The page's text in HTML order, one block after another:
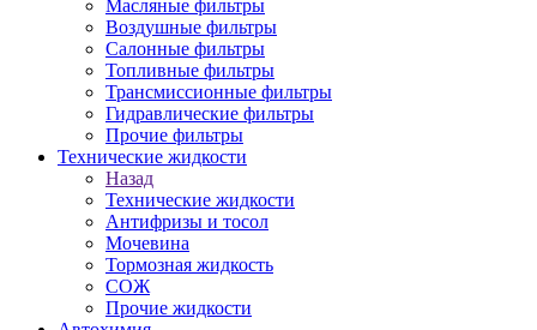
Масляные фильтры
Воздушные фильтры
Салонные фильтры
Топливные фильтры
Трансмиссионные фильтры
Гидравлические фильтры
Прочие фильтры
Технические жидкости
Назад
Технические жидкости
Антифризы и тосол
Мочевина
Тормозная жидкость
СОЖ
Прочие жидкости